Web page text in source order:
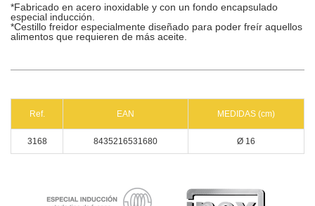
*Fabricado en acero inoxidable y con un fondo encapsulado
especial inducción.
*Cestillo freidor especialmente diseñado para poder freír aquellos
alimentos que requieren de más aceite.
Ref. EAN MEDIDAS (cm)
3168 8435216531680 Ø 16